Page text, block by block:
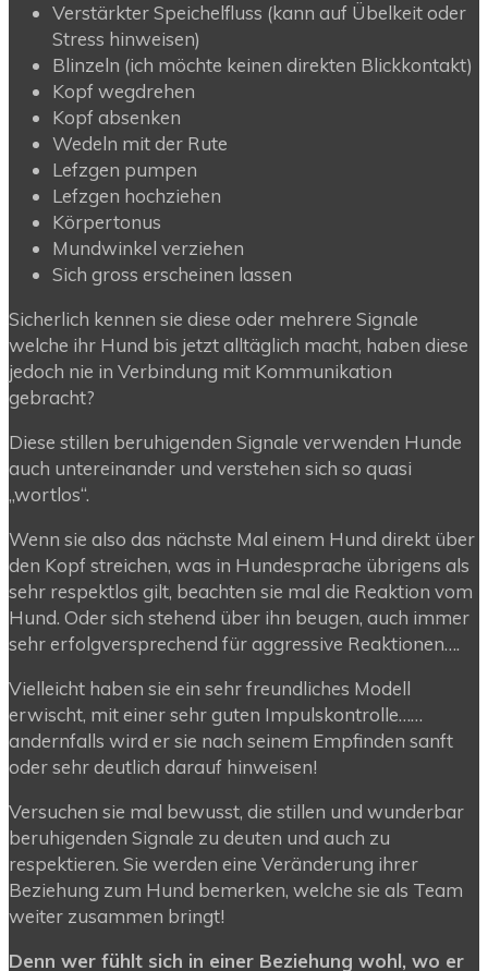
Verstärkter Speichelfluss (kann auf Übelkeit oder
Stress hinweisen)
Blinzeln (ich möchte keinen direkten Blickkontakt)
Kopf wegdrehen
Kopf absenken
Wedeln mit der Rute
Lefzgen pumpen
Lefzgen hochziehen
Körpertonus
Mundwinkel verziehen
Sich gross erscheinen lassen
Sicherlich kennen sie diese oder mehrere Signale
welche ihr Hund bis jetzt alltäglich macht, haben diese
jedoch nie in Verbindung mit Kommunikation
gebracht?
Diese stillen beruhigenden Signale verwenden Hunde
auch untereinander und verstehen sich so quasi
„wortlos“.
Wenn sie also das nächste Mal einem Hund direkt über
den Kopf streichen, was in Hundesprache übrigens als
sehr respektlos gilt, beachten sie mal die Reaktion vom
Hund. Oder sich stehend über ihn beugen, auch immer
sehr erfolgversprechend für aggressive Reaktionen….
Vielleicht haben sie ein sehr freundliches Modell
erwischt, mit einer sehr guten Impulskontrolle……
andernfalls wird er sie nach seinem Empfinden sanft
oder sehr deutlich darauf hinweisen!
Versuchen sie mal bewusst, die stillen und wunderbar
beruhigenden Signale zu deuten und auch zu
respektieren. Sie werden eine Veränderung ihrer
Beziehung zum Hund bemerken, welche sie als Team
weiter zusammen bringt!
Denn wer fühlt sich in einer Beziehung wohl, wo er